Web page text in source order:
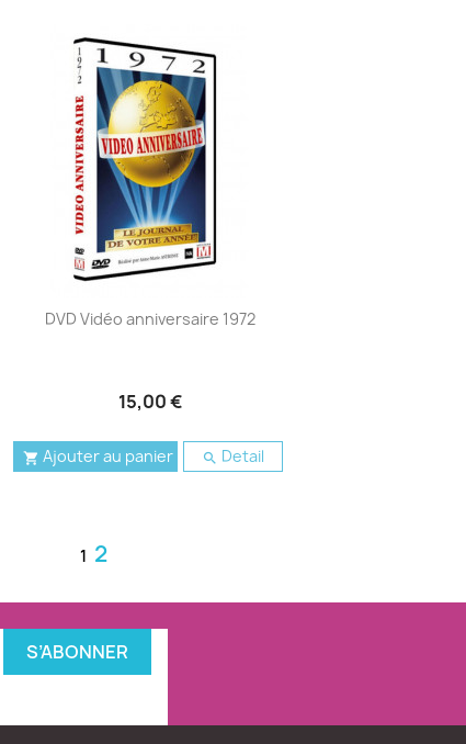
DVD Vidéo anniversaire 1972
15,00 €
 Ajouter au panier  Detail
1 2